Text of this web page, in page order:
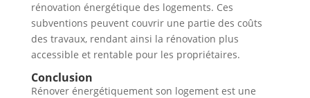
rénovation énergétique des logements. Ces
subventions peuvent couvrir une partie des coûts
des travaux, rendant ainsi la rénovation plus
accessible et rentable pour les propriétaires.
Conclusion
Rénover énergétiquement son logement est une